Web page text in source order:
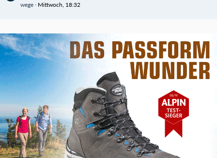
wege Mittwoch, 18:32